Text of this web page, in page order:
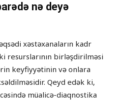
nə deyə
xəstəxanaların kadr
resurslarının birləşdirilməsi
keyfiyyətinin və onlara
Qeyd edək ki,
müalicə-diaqnostika